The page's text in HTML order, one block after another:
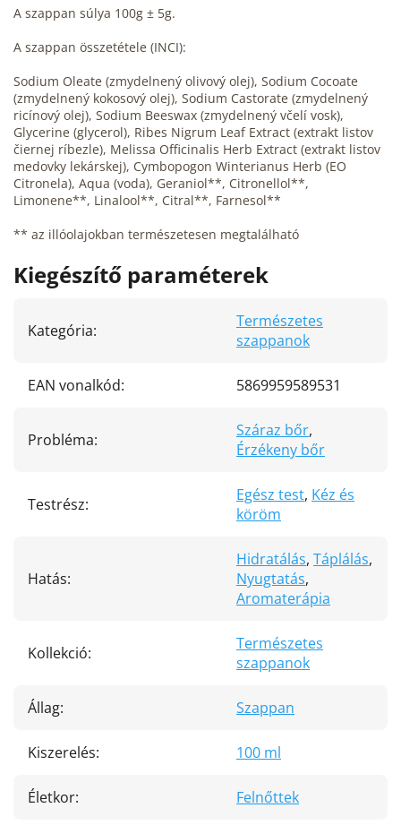
A szappan súlya 100g ± 5g.
A szappan összetétele (INCI):
Sodium Oleate (zmydelnený olivový olej), Sodium Cocoate
(zmydelnený kokosový olej), Sodium Castorate (zmydelnený
ricínový olej), Sodium Beeswax (zmydelnený včelí vosk),
Glycerine (glycerol), Ribes Nigrum Leaf Extract (extrakt listov
čiernej ríbezle), Melissa Officinalis Herb Extract (extrakt listov
medovky lekárskej), Cymbopogon Winterianus Herb (EO
Citronela), Aqua (voda), Geraniol**, Citronellol**,
Limonene**, Linalool**, Citral**, Farnesol**
** az illóolajokban természetesen megtalálható
Kiegészítő paraméterek
Kategória:
Természetes
szappanok
EAN vonalkód: 5869959589531
Probléma: Száraz bőr,
Érzékeny bőr
Testrész: Egész test, Kéz és
köröm
Hatás:
Hidratálás, Táplálás,
Nyugtatás,
Aromaterápia
Kollekció:
Természetes
szappanok
Állag: Szappan
Kiszerelés: 100 ml
Életkor: Felnőttek